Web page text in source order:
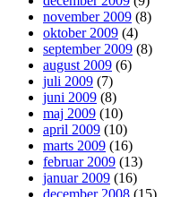
november 2009 (8)
oktober 2009 (4)
september 2009 (8)
august 2009 (6)
juli 2009 (7)
juni 2009 (8)
maj 2009 (10)
april 2009 (10)
marts 2009 (16)
februar 2009 (13)
januar 2009 (16)
december 2008 (15)